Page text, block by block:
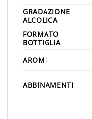
GRADAZIONE
ALCOLICA
FORMATO
BOTTIGLIA
AROMI
ABBINAMENTI